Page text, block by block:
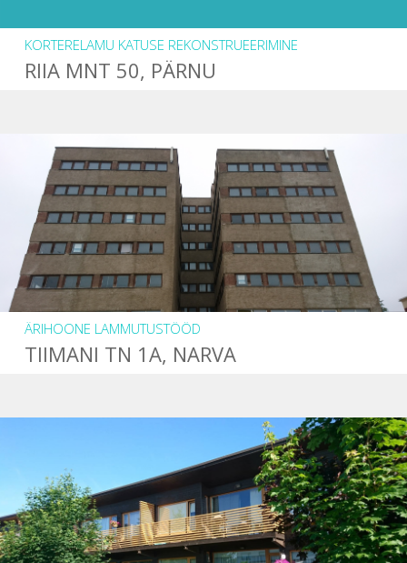
KORTERELAMU KATUSE REKONSTRUEERIMINE
RIIA MNT 50, PÄRNU
ÄRIHOONE LAMMUTUSTÖÖD
TIIMANI TN 1A, NARVA